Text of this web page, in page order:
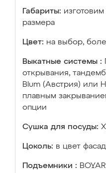
Габариты:
размера
Цвет: на выбор,
Выкатные системы :
открывания,
Blum (Австрия) или
плавным
опции
Сушка для посуды:
Цоколь: в цвет
Подъемники :